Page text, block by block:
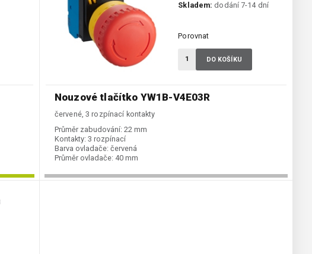
Nouzové tlačítko YW1B-V4E03R
červené, 3 rozpínací kontakty
Průměr zabudování: 22 mm
Kontakty: 3 rozpínací
Barva ovladače: červená
Průměr ovladače: 40 mm
Skladem: dodání 7-14 dní
Porovnat
DO KOŠÍKU